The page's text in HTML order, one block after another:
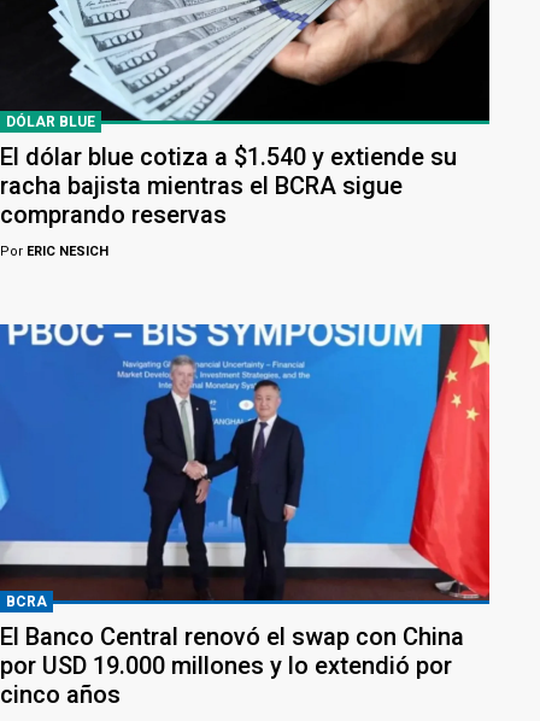
DÓLAR BLUE
El dólar blue cotiza a $1.540 y extiende su
racha bajista mientras el BCRA sigue
comprando reservas
Por ERIC NESICH
BCRA
El Banco Central renovó el swap con China
por USD 19.000 millones y lo extendió por
cinco años